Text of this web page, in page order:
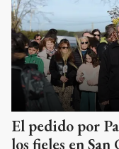
El pedido por
los fieles en San